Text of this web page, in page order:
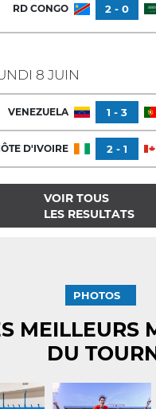
RD CONGO 2 - 0
8 JUIN
VENEZUELA 1 - 3
D'IVOIRE 2 - 1
VOIR TOUS
LES RESULTATS
PHOTOS
MEILLEURS
DU